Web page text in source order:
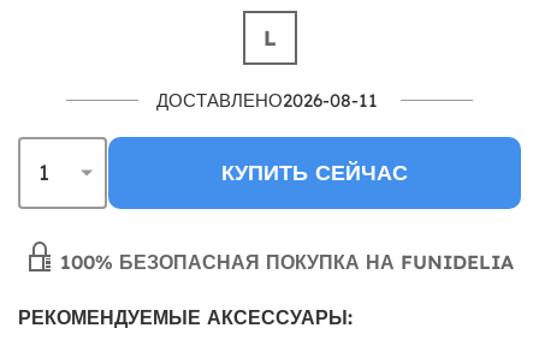
L
ДОСТАВЛЕНО2026-08-11
КУПИТЬ СЕЙЧАС
100% БЕЗОПАСНАЯ ПОКУПКА НА FUNIDELIA
РЕКОМЕНДУЕМЫЕ АКСЕССУАРЫ: